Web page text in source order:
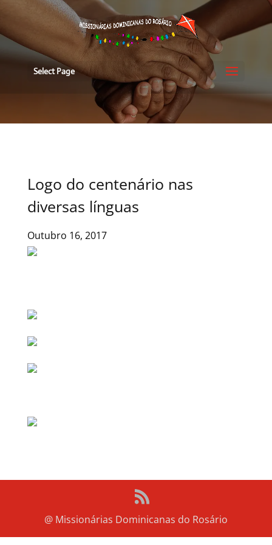
Select Page
Logo do centenário nas
diversas línguas
Outubro 16, 2017
@ Missionárias Dominicanas do Rosário